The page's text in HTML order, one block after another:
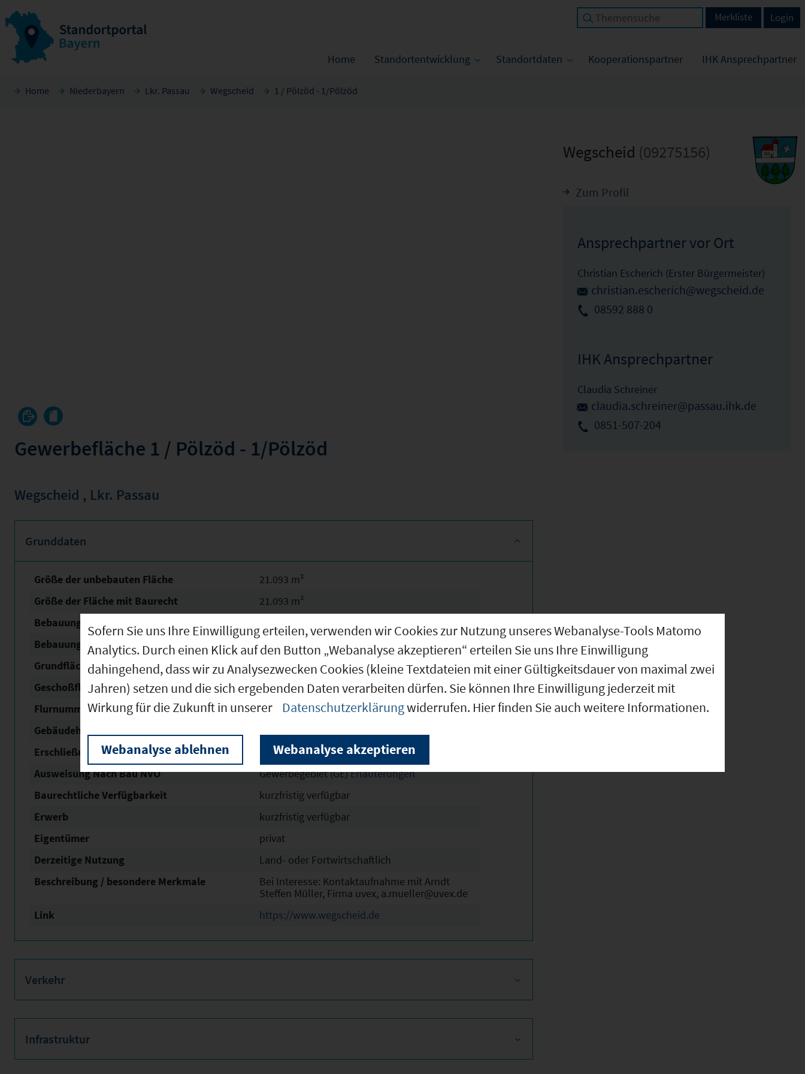
Home Standortentwicklung Standortdaten Kooperationspartner IHK Ansprechpartner
Login
Merkliste
Home Niederbayern Lkr. Passau Wegscheid 1 / Pölzöd - 1/Pölzöd
Gewerbefläche 1 / Pölzöd - 1/Pölzöd
Wegscheid , Lkr. Passau
Grunddaten
Größe der unbebauten Fläche
21.093 m²
Größe der Fläche mit Baurecht
21.093 m²
Bebauungsplan Nr. / Name
GE Pölzöd
Bebauungsplan Status
rechtskräftig
Grundflächen­zahl (GRZ)
1,8
Geschoßflächen­zahl (GFZ)
0,8
Flurnummern
2449 und 2445/1
Gebäudehöhe
Erschließung
teilweise erschlossen
Ausweisung Nach Bau NVO
Gewerbegebiet (GE)Erläuterungen
Baurechtliche Verfügbarkeit
kurzfristig verfügbar
Erwerb
kurzfristig verfügbar
Eigentümer
privat
Derzeitige Nutzung
Land- oder Fortwirtschaftlich
Beschreibung / besondere Merkmale
Bei Interesse: Kontaktaufnahme mit Arndt
Steffen Müller, Firma uvex, a.mueller@uvex.de
Link
https://www.wegscheid.de
Verkehr
Infrastruktur
Wegscheid (09275156)
Zum Profil
Ansprechpartner vor Ort
Christian Escherich (Erster Bürgermeister)
christian.escherich@wegscheid.de
08592 888 0
IHK Ansprechpartner
Claudia Schreiner
claudia.schreiner@passau.ihk.de
0851-507-204
Sofern Sie uns Ihre Einwilligung erteilen, verwenden wir Cookies zur Nutzung unseres Webanalyse-Tools Matomo
Analytics. Durch einen Klick auf den Button „Webanalyse akzeptieren“ erteilen Sie uns Ihre Einwilligung
dahingehend, dass wir zu Analysezwecken Cookies (kleine Textdateien mit einer Gültigkeitsdauer von maximal zwei
Jahren) setzen und die sich ergebenden Daten verarbeiten dürfen. Sie können Ihre Einwilligung jederzeit mit
Wirkung für die Zukunft in unserer
Datenschutzerklärungwiderrufen. Hier finden Sie auch weitere Informationen.
Webanalyse ablehnen Webanalyse akzeptieren